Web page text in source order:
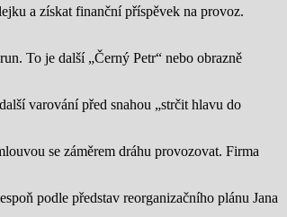
a získat finanční příspěvek na provoz.
To je další „Černý Petr“ nebo obrazně
varování před snahou „strčit hlavu do
se záměrem dráhu provozovat. Firma
podle představ reorganizačního plánu Jana